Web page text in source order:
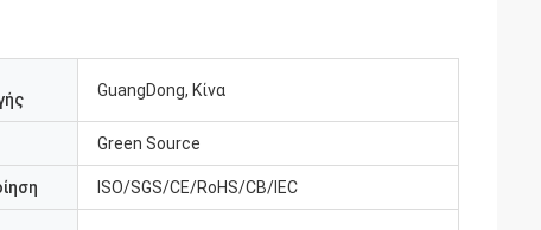
GuangDong, Κίνα
Green Source
ISO/SGS/CE/RoHS/CB/IEC